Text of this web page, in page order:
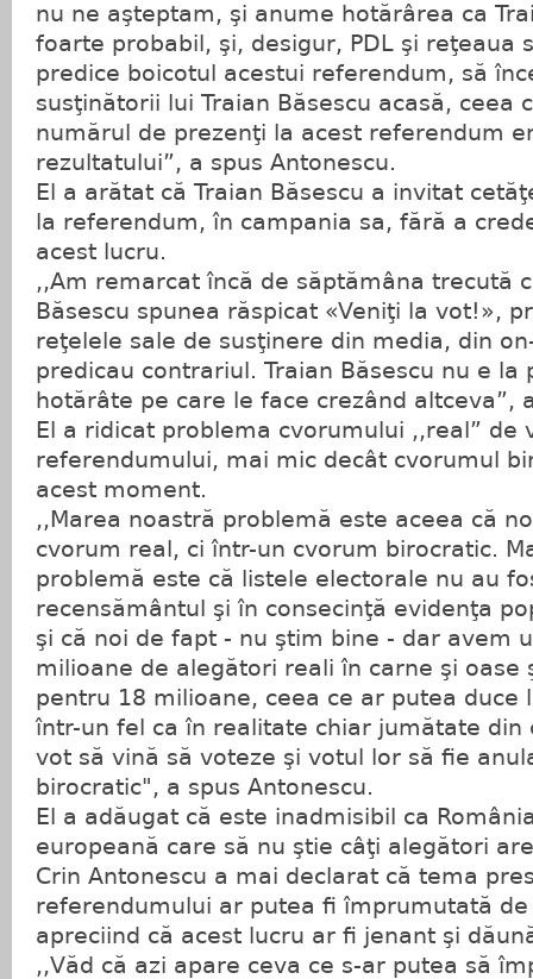
nu ne aşteptam, şi anume hotărârea ca
foarte probabil, şi, desigur, PDL şi reţeaua
predice boicotul acestui referendum, să
susţinătorii lui Traian Băsescu acasă, ceea
numărul de prezenţi la acest referendum
rezultatului”, a spus Antonescu.
El a arătat că Traian Băsescu a invitat
la referendum, în campania sa, fără a
acest lucru.
,,Am remarcat încă de săptămâna trecută
Băsescu spunea răspicat «Veniţi la vot!»,
reţelele sale de susţinere din media, din
predicau contrariul. Traian Băsescu nu e
hotărâte pe care le face crezând altceva”,
El a ridicat problema cvorumului ,,real” de
referendumului, mai mic decât cvorumul
acest moment.
,,Marea noastră problemă este aceea că
cvorum real, ci într-un cvorum birocratic.
problemă este că listele electorale nu au
recensământul şi în consecinţă evidenţa
şi că noi de fapt - nu ştim bine - dar avem
milioane de alegători reali în carne şi oase
pentru 18 milioane, ceea ce ar putea duce
într-un fel ca în realitate chiar jumătate din
vot să vină să voteze şi votul lor să fie
birocratic", a spus Antonescu.
El a adăugat că este inadmisibil ca
europeană care să nu ştie câţi alegători
Crin Antonescu a mai declarat că tema
referendumului ar putea fi împrumutată de
apreciind că acest lucru ar fi jenant şi
,,Văd că azi apare ceva ce s-ar putea să